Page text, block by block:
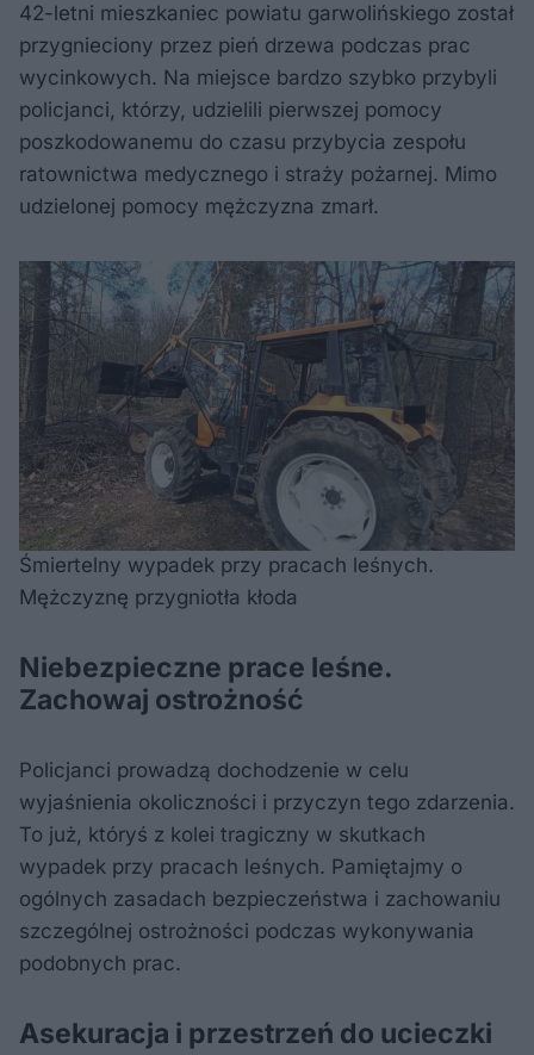
42-letni mieszkaniec powiatu garwolińskiego został
przygnieciony przez pień drzewa podczas prac
wycinkowych. Na miejsce bardzo szybko przybyli
policjanci, którzy, udzielili pierwszej pomocy
poszkodowanemu do czasu przybycia zespołu
ratownictwa medycznego i straży pożarnej. Mimo
udzielonej pomocy mężczyzna zmarł.
Śmiertelny wypadek przy pracach leśnych.
Mężczyznę przygniotła kłoda
Niebezpieczne prace leśne.
Zachowaj ostrożność
Policjanci prowadzą dochodzenie w celu
wyjaśnienia okoliczności i przyczyn tego zdarzenia.
To już, któryś z kolei tragiczny w skutkach
wypadek przy pracach leśnych. Pamiętajmy o
ogólnych zasadach bezpieczeństwa i zachowaniu
szczególnej ostrożności podczas wykonywania
podobnych prac.
Asekuracja i przestrzeń do ucieczki